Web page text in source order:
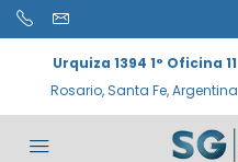
Urquiza 1394 1° Oficina 11
Rosario, Santa Fe, Argentina